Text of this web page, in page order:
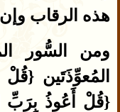
هذه الرقاب وإن
ومن السُّور
المُعوِّذَتَين
{قُلْ أَعُوذُ بِرَبِّ